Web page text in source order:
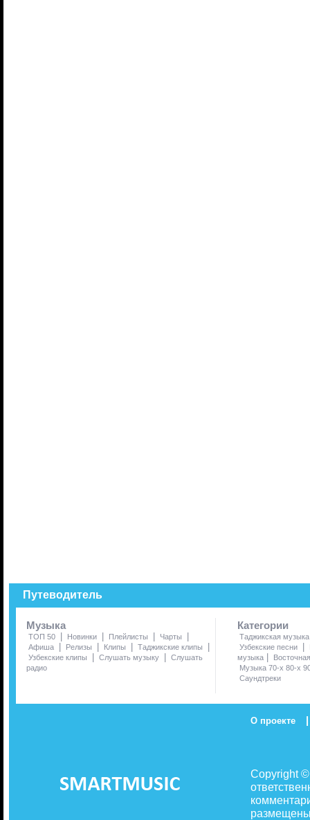
Путеводитель
Музыка
ТОП 50 | Новинки | Плейлисты | Чарты |
Афиша | Релизы | Клипы | Таджикские клипы |
Узбекские клипы | Слушать музыку | Слушать
радио
Категории
Таджикская музыка
Узбекские песни
|
музыка |
Музыка 70-х 80-х
Саундтреки
О проекте |
Copyright
размещены